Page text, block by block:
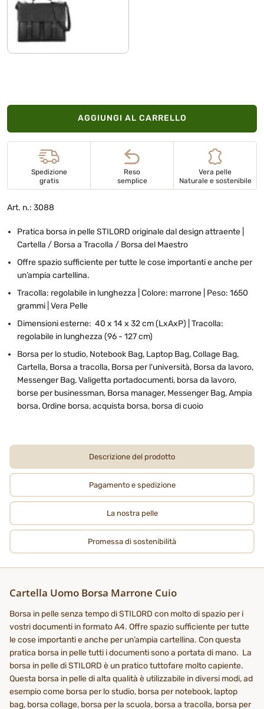
nero
AGGIUNGI AL CARRELLO
Spedizione
gratis
Reso
semplice
Vera pelle
Naturale e sostenibile
Art. n.: 3088
Pratica borsa in pelle STILORD originale dal design attraente |
Cartella / Borsa a Tracolla / Borsa del Maestro
Offre spazio sufficiente per tutte le cose importanti e anche per
un’ampia cartellina.
Tracolla: regolabile in lunghezza | Colore: marrone | Peso: 1650
grammi | Vera Pelle
Dimensioni esterne: 40 x 14 x 32 cm (LxAxP) | Tracolla:
regolabile in lunghezza (96 - 127 cm)
Borsa per lo studio, Notebook Bag, Laptop Bag, Collage Bag,
Cartella, Borsa a tracolla, Borsa per l'università, Borsa da lavoro,
Messenger Bag, Valigetta portadocumenti, borsa da lavoro,
borse per businessman, Borsa manager, Messenger Bag, Ampia
borsa, Ordine borsa, acquista borsa, borsa di cuoio
Descrizione del prodotto
Pagamento e spedizione
La nostra pelle
Promessa di sostenibilità
Cartella Uomo Borsa Marrone Cuio
Borsa in pelle senza tempo di STILORD con molto di spazio per i
vostri documenti in formato A4. Offre spazio sufficiente per tutte
le cose importanti e anche per un’ampia cartellina. Con questa
pratica borsa in pelle tutti i documenti sono a portata di mano. La
borsa in pelle di STILORD è un pratico tuttofare molto capiente.
Questa borsa in pelle di alta qualità è utilizzabile in diversi modi, ad
esempio come borsa per lo studio, borsa per notebook, laptop
bag, borsa collage, borsa per la scuola, borsa a tracolla, borsa per